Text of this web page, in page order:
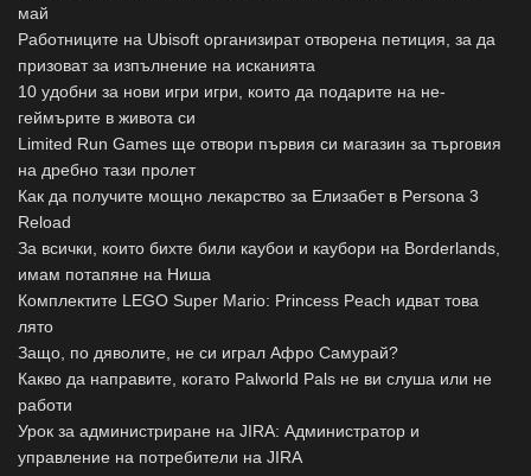
май
Работниците на Ubisoft организират отворена петиция, за да
призоват за изпълнение на исканията
10 удобни за нови игри игри, които да подарите на не-
геймърите в живота си
Limited Run Games ще отвори първия си магазин за търговия
на дребно тази пролет
Как да получите мощно лекарство за Елизабет в Persona 3
Reload
За всички, които бихте били каубои и каубори на Borderlands,
имам потапяне на Ниша
Комплектите LEGO Super Mario: Princess Peach идват това
лято
Защо, по дяволите, не си играл Афро Самурай?
Какво да направите, когато Palworld Pals не ви слуша или не
работи
Урок за администриране на JIRA: Администратор и
управление на потребители на JIRA